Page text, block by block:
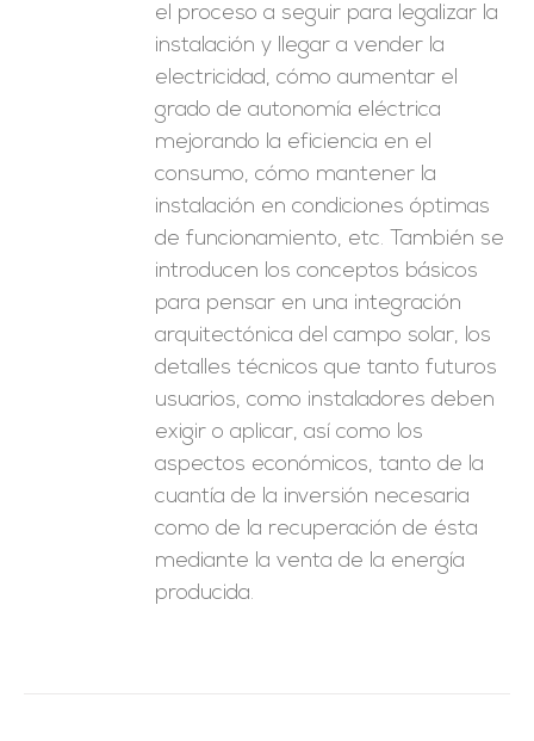
el proceso a seguir para legalizar la
instalación y llegar a vender la
electricidad, cómo aumentar el
grado de autonomía eléctrica
mejorando la eficiencia en el
consumo, cómo mantener la
instalación en condiciones óptimas
de funcionamiento, etc. También se
introducen los conceptos básicos
para pensar en una integración
arquitectónica del campo solar, los
detalles técnicos que tanto futuros
usuarios, como instaladores deben
exigir o aplicar, así como los
aspectos económicos, tanto de la
cuantía de la inversión necesaria
como de la recuperación de ésta
mediante la venta de la energía
producida.